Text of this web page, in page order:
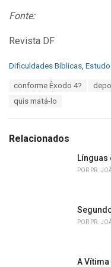
Fonte:
Revista DF
C
i
Dificuldades Bíblicas
conforme Êxodo 4?
quis matá-lo
Relacionados
Línguas
POR PR.
POR PR.
A